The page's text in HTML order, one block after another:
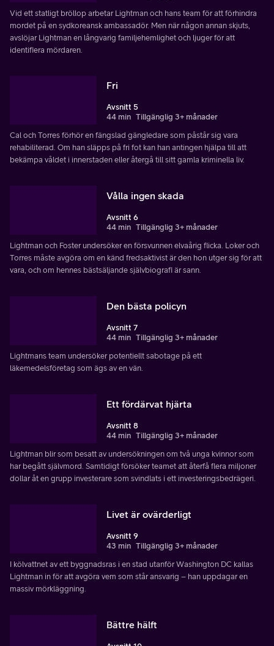
Vid ett statligt bröllop arbetar Lightman och hans team för att förhindra
mordet på en sydkoreansk ambassadör. Men när någon annan skjuts,
avslöjar Lightman en långvarig familjehemlighet och ljuger för att
identifiera mördaren.
Fri
Avsnitt 5
44 min Tillgänglig 3+ månader
Cal och Torres förhör en fängslad gängledare som påstår sig vara
rehabiliterad. Om han släpps på fri fot kan han antingen hjälpa till att
bekämpa våldet i innerstaden eller återgå till sitt gamla kriminella liv.
Vålla ingen skada
Avsnitt 6
44 min Tillgänglig 3+ månader
Lightman och Foster undersöker en försvunnen elvaårig flicka. Loker och
Torres måste avgöra om en känd fredsaktivist är den hon utger sig för att
vara, och om hennes bästsäljande självbiografi är sann.
Den bästa policyn
Avsnitt 7
44 min Tillgänglig 3+ månader
Lightmans team undersöker potentiellt sabotage på ett
läkemedelsföretag som ägs av en vän.
Ett fördärvat hjärta
Avsnitt 8
44 min Tillgänglig 3+ månader
Lightman blir som besatt av undersökningen om två unga kvinnor som
har begått självmord. Samtidigt försöker teamet att återfå flera miljoner
dollar åt en grupp investerare som svindlats i ett investeringsbedrägeri.
Livet är ovärderligt
Avsnitt 9
43 min Tillgänglig 3+ månader
I kölvattnet av ett byggnadsras i en stad utanför Washington DC kallas
Lightman in för att avgöra vem som står ansvarig – han uppdagar en
massiv mörkläggning.
Bättre hälft